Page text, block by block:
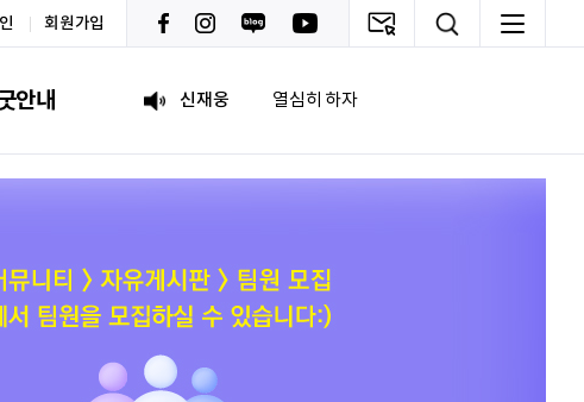
회원가입
안내
박상현 아자아자
신재웅 열심히 하자
임예은 .